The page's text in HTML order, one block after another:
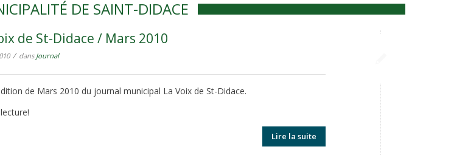
DE SAINT-DIDACE
de St-Didace / Mars 2010
/ dans Journal
de Mars 2010 du journal municipal La Voix de St-Didace.
Lire la suite